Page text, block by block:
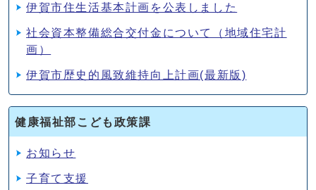
伊賀市住生活基本計画を公表しました
社会資本整備総合交付金について（地域住宅計
画）
伊賀市歴史的風致維持向上計画(最新版)
健康福祉部こども政策課
お知らせ
子育て支援